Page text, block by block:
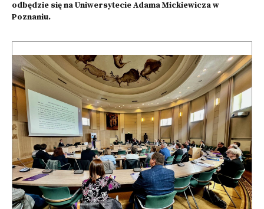
odbędzie się na Uniwersytecie Adama Mickiewicza w
Poznaniu.